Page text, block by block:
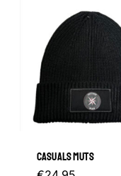
CASUALS MUTS